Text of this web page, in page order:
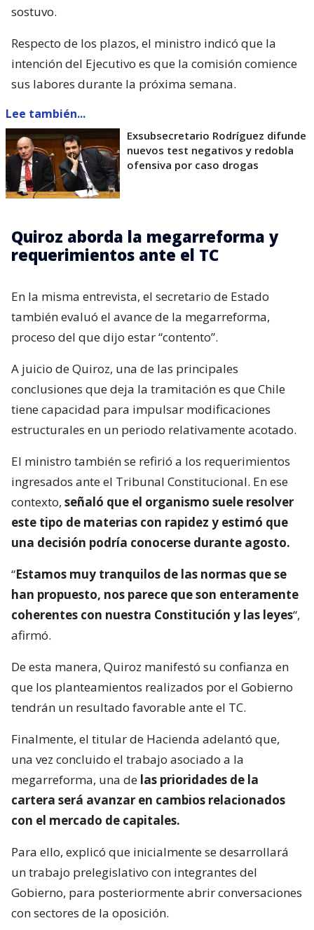
sostuvo.
Respecto de los plazos, el ministro indicó que la
intención del Ejecutivo es que la comisión comience
sus labores durante la próxima semana.
Lee también...
Exsubsecretario Rodríguez difunde
nuevos test negativos y redobla
ofensiva por caso drogas
Quiroz aborda la megarreforma y
requerimientos ante el TC
En la misma entrevista, el secretario de Estado
también evaluó el avance de la megarreforma,
proceso del que dijo estar “contento”.
A juicio de Quiroz, una de las principales
conclusiones que deja la tramitación es que Chile
tiene capacidad para impulsar modificaciones
estructurales en un periodo relativamente acotado.
El ministro también se refirió a los requerimientos
ingresados ante el Tribunal Constitucional. En ese
contexto, señaló que el organismo suele resolver
este tipo de materias con rapidez y estimó que
una decisión podría conocerse durante agosto.
“Estamos muy tranquilos de las normas que se
han propuesto, nos parece que son enteramente
coherentes con nuestra Constitución y las leyes“,
afirmó.
De esta manera, Quiroz manifestó su confianza en
que los planteamientos realizados por el Gobierno
tendrán un resultado favorable ante el TC.
Finalmente, el titular de Hacienda adelantó que,
una vez concluido el trabajo asociado a la
megarreforma, una de las prioridades de la
cartera será avanzar en cambios relacionados
con el mercado de capitales.
Para ello, explicó que inicialmente se desarrollará
un trabajo prelegislativo con integrantes del
Gobierno, para posteriormente abrir conversaciones
con sectores de la oposición.